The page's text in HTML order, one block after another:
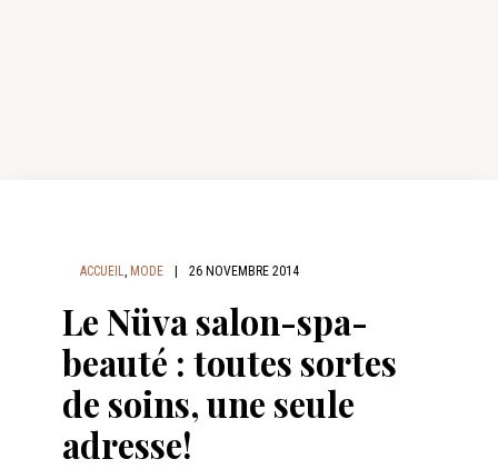
ACCUEIL, MODE 26 NOVEMBRE 2014
Le Nüva salon-spa-
beauté : toutes sortes
de soins, une seule
adresse!